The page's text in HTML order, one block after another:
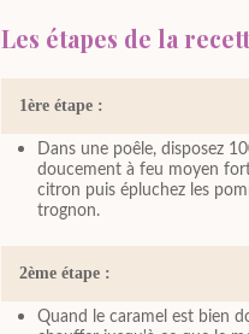
Les étapes de la
1ère étape :
Dans une poêle, disposez
doucement à feu moyen
citron puis épluchez les
trognon.
2ème étape :
Quand le caramel est bien